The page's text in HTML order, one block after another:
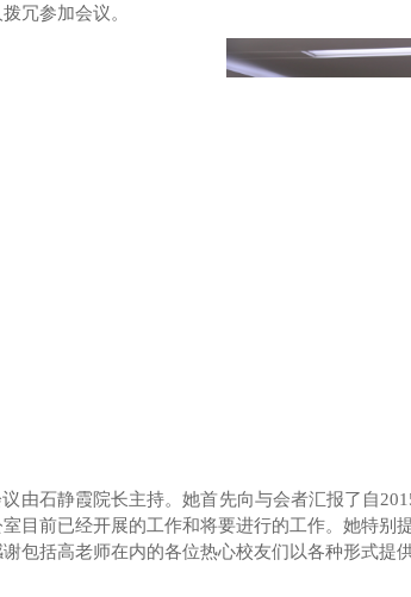
拨冗参加会议。
由石静霞院长主持。她首先向与会者汇报了自
目前已经开展的工作和将要进行的工作。她特别
谢包括高老师在内的各位热心校友们 以各种形式提